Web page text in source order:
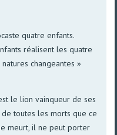
quatre enfants.
réalisent les quatre
changeantes »
le lion vainqueur de ses
toutes les morts que ce
meurt, il ne peut porter